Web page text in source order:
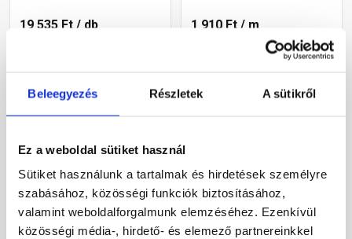
Beleegyezés Részletek A sütikről
Ez a weboldal sütiket használ
Sütiket használunk a tartalmak és hirdetések személyre
szabásához, közösségi funkciók biztosításához,
valamint weboldalforgalmunk elemzéséhez. Ezenkívül
közösségi média-, hirdető- és elemező partnereinkkel
19 535 Ft / db 1 910 Ft / m